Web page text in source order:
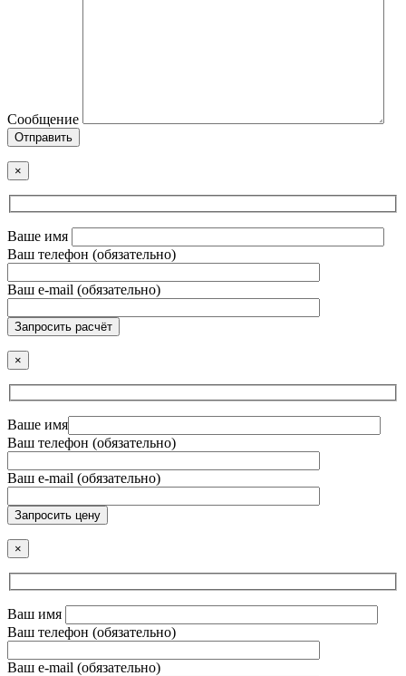
Сообщение
Отправить
×
Ваше имя
Ваш телефон (обязательно)
Ваш e-mail (обязательно)
Запросить расчёт
×
Ваше имя
Ваш телефон (обязательно)
Ваш e-mail (обязательно)
Запросить цену
×
Ваш имя
Ваш телефон (обязательно)
Ваш e-mail (обязательно)